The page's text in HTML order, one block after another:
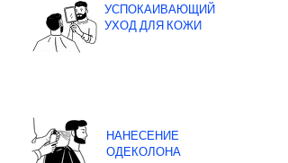
УСПОКАИВАЮЩИЙ
УХОД ДЛЯ КОЖИ
НАНЕСЕНИЕ
ОДЕКОЛОНА